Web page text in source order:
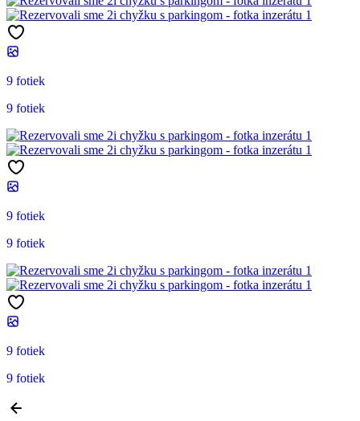
9 fotiek
9 fotiek
9 fotiek
9 fotiek
9 fotiek
9 fotiek